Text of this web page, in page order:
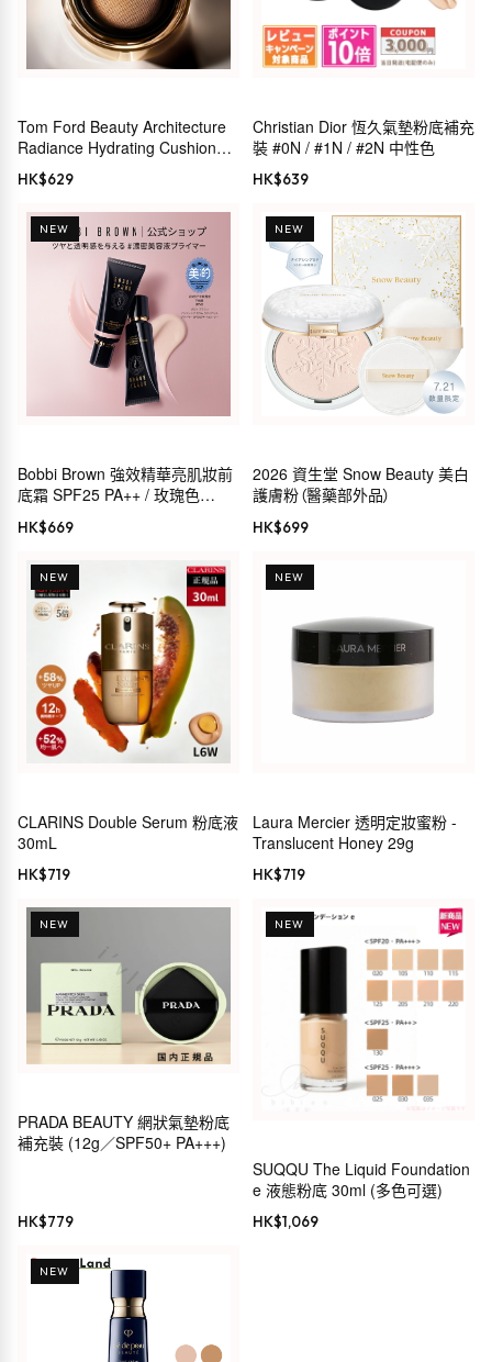
Tom Ford Beauty Architecture
Radiance Hydrating Cushion
Foundation SPF 50 氣墊粉底
HK$629
Christian Dior 恆久氣墊粉底補充
裝 #0N / #1N / #2N 中性色
HK$639
NEW
Bobbi Brown 強效精華亮肌妝前
底霜 SPF25 PA++ / 玫瑰色
SPF24 PA++
HK$669
NEW
2026 資生堂 Snow Beauty 美白
護膚粉（醫藥部外品）
HK$699
NEW
CLARINS Double Serum 粉底液
30mL
HK$719
NEW
Laura Mercier 透明定妝蜜粉 -
Translucent Honey 29g
HK$719
NEW
PRADA BEAUTY 網狀氣墊粉底
補充裝 (12g／SPF50+ PA+++)
HK$779
NEW
SUQQU The Liquid Foundation
e 液態粉底 30ml (多色可選)
HK$1,069
NEW